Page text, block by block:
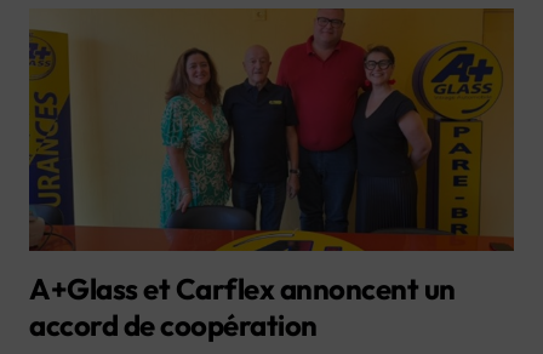
A+Glass et Carflex annoncent un
accord de coopération